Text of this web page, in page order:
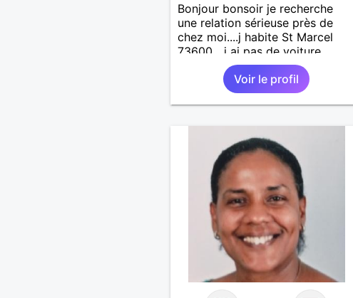
Bonjour bonsoir je recherche
une relation sérieuse près de
chez moi....j habite St Marcel
73600....j ai pas de voiture
50km ... quelqu'un qui aurait
entre 55 et 64 ans...sans enfants
de préférence même adultes et
qui n aurait garder aucun
ex...si vous correspondez à ma
recherche ecrivez moi je vous
répondrai...
Voir le profil